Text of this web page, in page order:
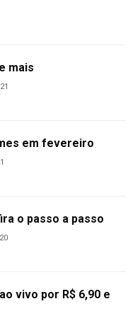
mais
em fevereiro
o passo a passo
vivo por R$ 6,90 e